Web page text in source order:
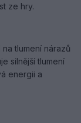
ze hry.
tlumení nárazů
silnější tlumení
energii a